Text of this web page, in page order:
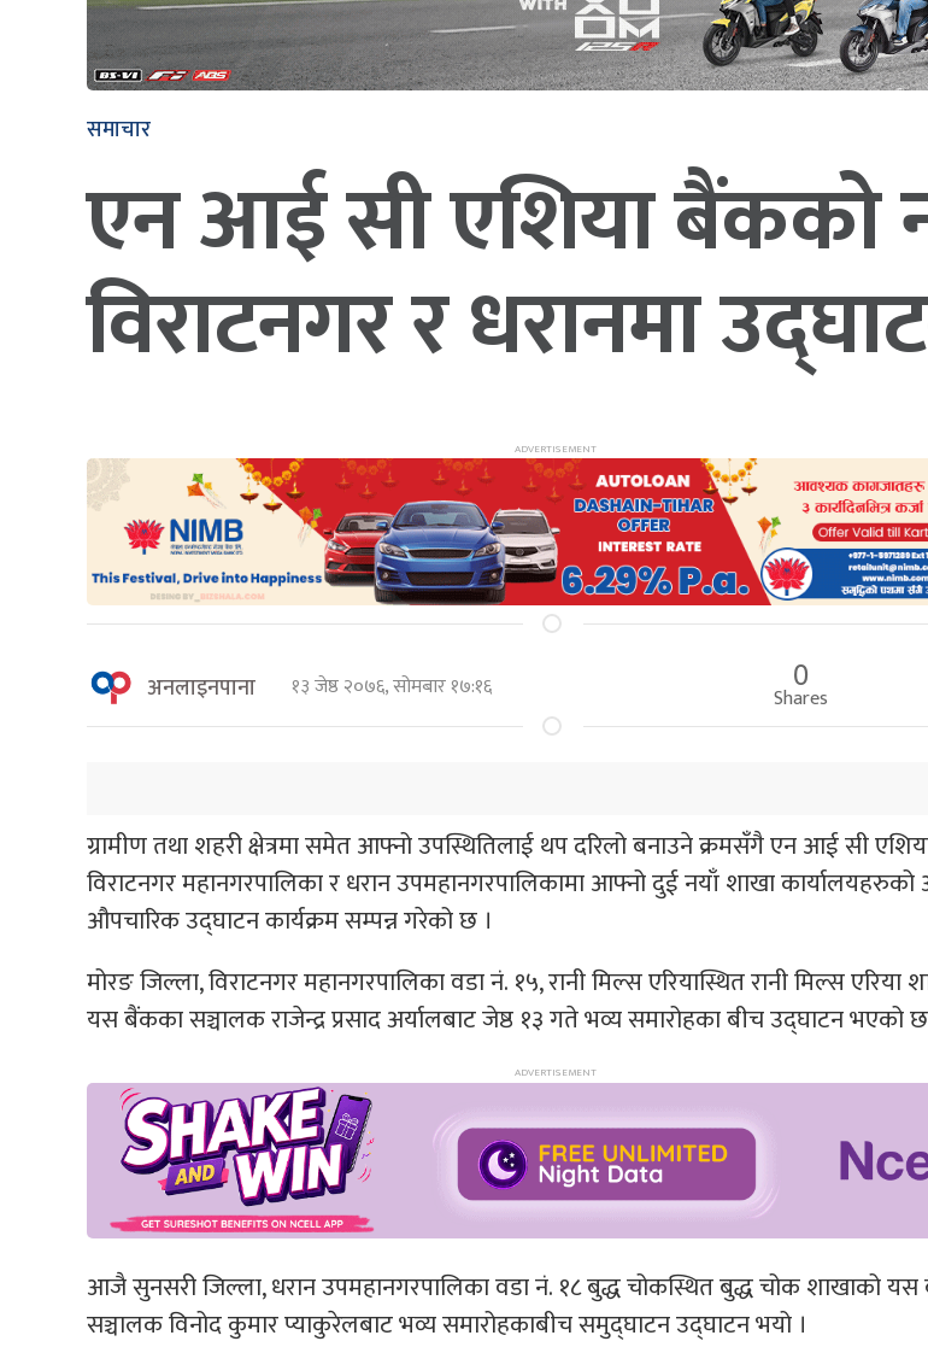
समाचार
एन आई सी एशिया बैंकको
विराटनगर र धरानमा
अनलाइनपाना १३ जेष्ठ २०७६, सोमबार १७:१६ 0
Shares
ग्रामीण तथा शहरी क्षेत्रमा समेत आफ्नो उपस्थितिलाई थप दरिलो बनाउने क्रमसँगै एन आई सी
विराटनगर महानगरपालिका र धरान उपमहानगरपालिकामा आफ्नो दुई नयाँ शाखा
औपचारिक उद्घाटन कार्यक्रम सम्पन्न गरेको छ ।
मोरङ जिल्ला, विराटनगर महानगरपालिका वडा नं. १५, रानी मिल्स एरियास्थित रानी मिल्स एरिया
यस बैंकका सञ्चालक राजेन्द्र प्रसाद अर्यालबाट जेष्ठ १३ गते भव्य समारोहका बीच उद्घाटन भएको
आजै सुनसरी जिल्ला, धरान उपमहानगरपालिका वडा नं. १८ बुद्ध चोकस्थित बुद्ध चोक शाखाको
सञ्चालक विनोद कुमार प्याकुरेलबाट भव्य समारोहकाबीच समुद्घाटन उद्घाटन भयो ।